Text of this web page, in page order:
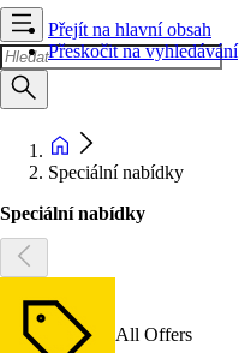
Přejít na hlavní obsah
Přeskočit na vyhledávání
Speciální nabídky
Speciální nabídky
All Offers